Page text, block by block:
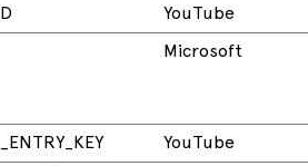
YouTube
Microsoft
YouTube